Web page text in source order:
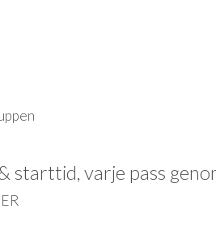
starttid, varje pass